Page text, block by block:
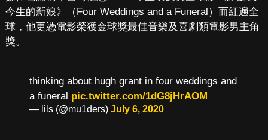
今生的新娘》（Four Weddings and a Funeral）而紅遍全
球，他更憑電影榮獲金球獎最佳音樂及喜劇類電影男主角
獎。
thinking about hugh grant in four weddings and
a funeral pic.twitter.com/1dG8jHrAOM
— lils (@mu1ders) July 6, 2020